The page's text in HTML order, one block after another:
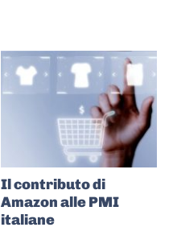
Il contributo di
Amazon alle PMI
italiane